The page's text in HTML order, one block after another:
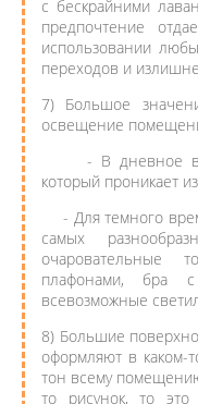
с бескрайними
предпочтение
использовании
переходов и
7) Большое
освещение
- В дневное
который проникает
- Для темного
самых
очаровательные
плафонами, бра
всевозможные
8) Большие
оформляют в каком-
тон всему
то рисунок, то